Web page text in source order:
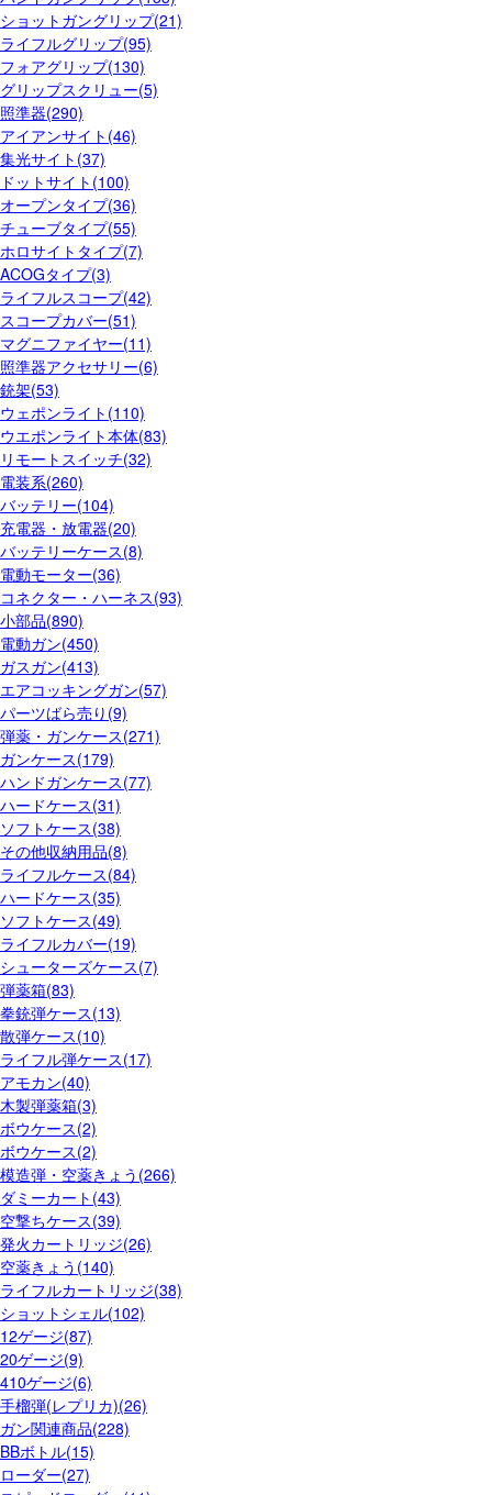
ショットガングリップ(21)
ライフルグリップ(95)
フォアグリップ(130)
グリップスクリュー(5)
照準器(290)
アイアンサイト(46)
集光サイト(37)
ドットサイト(100)
オープンタイプ(36)
チューブタイプ(55)
ホロサイトタイプ(7)
ACOGタイプ(3)
ライフルスコープ(42)
スコープカバー(51)
マグニファイヤー(11)
照準器アクセサリー(6)
銃架(53)
ウェポンライト(110)
ウエポンライト本体(83)
リモートスイッチ(32)
電装系(260)
バッテリー(104)
充電器・放電器(20)
バッテリーケース(8)
電動モーター(36)
コネクター・ハーネス(93)
小部品(890)
電動ガン(450)
ガスガン(413)
エアコッキングガン(57)
パーツばら売り(9)
弾薬・ガンケース(271)
ガンケース(179)
ハンドガンケース(77)
ハードケース(31)
ソフトケース(38)
その他収納用品(8)
ライフルケース(84)
ハードケース(35)
ソフトケース(49)
ライフルカバー(19)
シューターズケース(7)
弾薬箱(83)
拳銃弾ケース(13)
散弾ケース(10)
ライフル弾ケース(17)
アモカン(40)
木製弾薬箱(3)
ボウケース(2)
ボウケース(2)
模造弾・空薬きょう(266)
ダミーカート(43)
空撃ちケース(39)
発火カートリッジ(26)
空薬きょう(140)
ライフルカートリッジ(38)
ショットシェル(102)
12ゲージ(87)
20ゲージ(9)
410ゲージ(6)
手榴弾(レプリカ)(26)
ガン関連商品(228)
BBボトル(15)
ローダー(27)